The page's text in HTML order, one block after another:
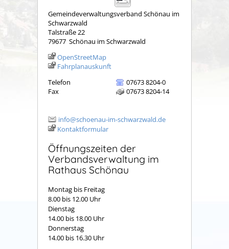
Gemeindeverwaltungsverband Schönau im
Schwarzwald
Talstraße 22
79677 Schönau im Schwarzwald
OpenStreetMap
Fahrplanauskunft
Telefon
07673 8204-0
Fax
07673 8204-14
info@schoenau-im-schwarzwald.de
Kontaktformular
Öffnungszeiten der
Verbandsverwaltung im
Rathaus Schönau
Montag bis Freitag
8.00 bis 12.00 Uhr
Dienstag
14.00 bis 18.00 Uhr
Donnerstag
14.00 bis 16.30 Uhr